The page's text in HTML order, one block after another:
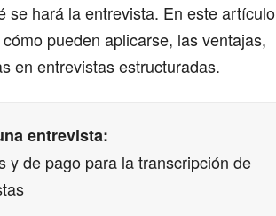
se hará la entrevista. En este artículo
pueden aplicarse, las ventajas,
en entrevistas estructuradas.
entrevista:
y de pago para la transcripción de